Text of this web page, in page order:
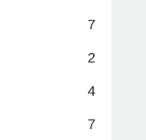
7
2
4
7